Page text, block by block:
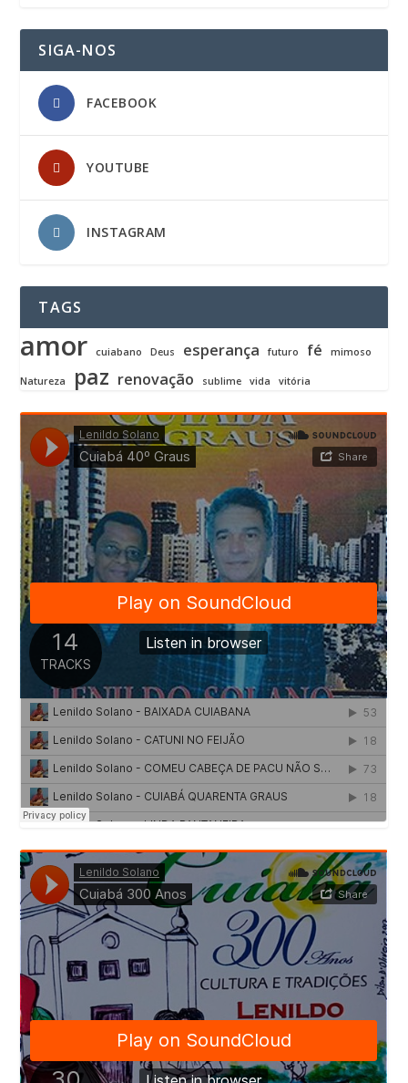
SIGA-NOS
FACEBOOK
YOUTUBE
INSTAGRAM
TAGS
amor cuiabano Deus esperança futuro fé mimoso
Natureza paz renovação sublime vida vitória